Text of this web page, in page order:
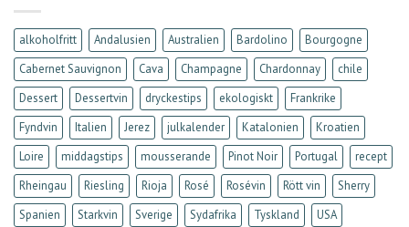
alkoholfritt Andalusien Australien Bardolino
Bourgogne
Cabernet Sauvignon
Cava Champagne Chardonnay
chile
Dessert
Dessertvin dryckestips ekologiskt
Frankrike
Fyndvin
Italien Jerez julkalender Katalonien
Kroatien
Loire
middagstips mousserande Pinot Noir Portugal
recept
Rheingau
Riesling Rioja Rosé Rosévin Rött vin
Sherry
Spanien
Starkvin Sverige Sydafrika Tyskland
USA